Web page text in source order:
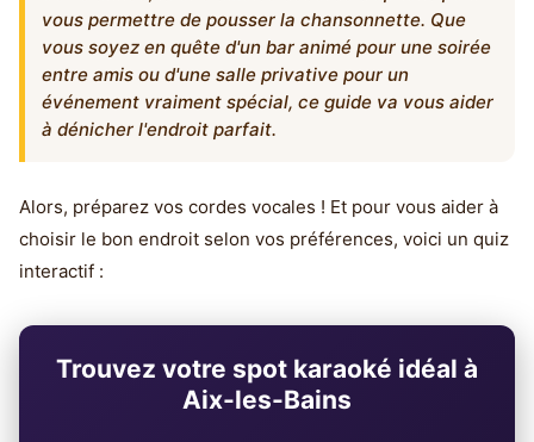
vous permettre de pousser la chansonnette. Que
vous soyez en quête d'un bar animé pour une soirée
entre amis ou d'une salle privative pour un
événement vraiment spécial, ce guide va vous aider
à dénicher l'endroit parfait.
Alors, préparez vos cordes vocales ! Et pour vous aider à
choisir le bon endroit selon vos préférences, voici un quiz
interactif :
Trouvez votre spot karaoké idéal à
Aix-les-Bains